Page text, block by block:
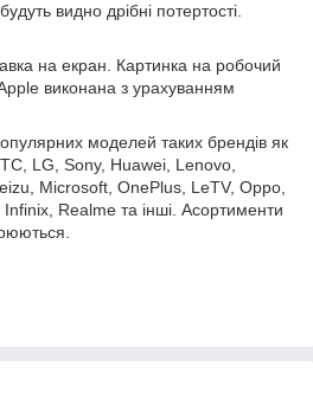
видно дрібні потертості.
на екран. Картинка на робочий
виконана з урахуванням
моделей таких брендів як
LG, Sony, Huawei, Lenovo,
Microsoft, OnePlus, LeTV, Oppo,
Realme та інші. Асортименти